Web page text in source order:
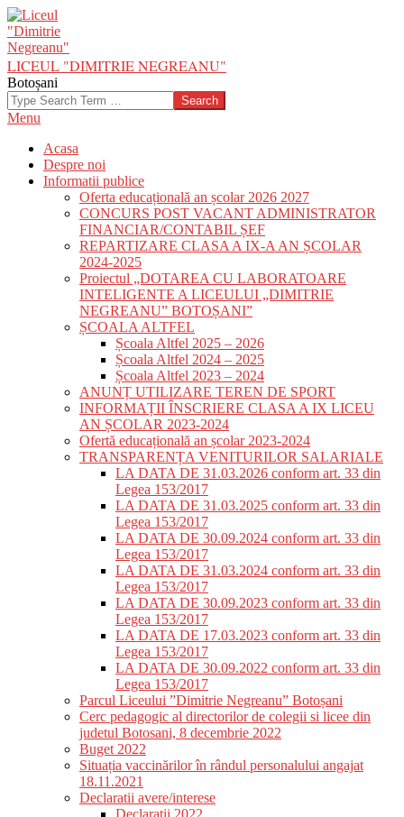
Skip
to
content
LICEUL "DIMITRIE NEGREANU"
Botoșani
Search
Primary
Menu
Menu
Acasa
Despre noi
Informatii publice
Oferta educațională an școlar 2026 2027
CONCURS POST VACANT ADMINISTRATOR
FINANCIAR/CONTABIL ȘEF
REPARTIZARE CLASA A IX-A AN ȘCOLAR
2024-2025
Proiectul „DOTAREA CU LABORATOARE
INTELIGENTE A LICEULUI „DIMITRIE
NEGREANU” BOTOȘANI”
ȘCOALA ALTFEL
Școala Altfel 2025 – 2026
Școala Altfel 2024 – 2025
Școala Altfel 2023 – 2024
ANUNȚ UTILIZARE TEREN DE SPORT
INFORMAȚII ÎNSCRIERE CLASA A IX LICEU
AN ȘCOLAR 2023-2024
Ofertă educațională an școlar 2023-2024
TRANSPARENȚA VENITURILOR SALARIALE
LA DATA DE 31.03.2026 conform art. 33 din
Legea 153/2017
LA DATA DE 31.03.2025 conform art. 33 din
Legea 153/2017
LA DATA DE 30.09.2024 conform art. 33 din
Legea 153/2017
LA DATA DE 31.03.2024 conform art. 33 din
Legea 153/2017
LA DATA DE 30.09.2023 conform art. 33 din
Legea 153/2017
LA DATA DE 17.03.2023 conform art. 33 din
Legea 153/2017
LA DATA DE 30.09.2022 conform art. 33 din
Legea 153/2017
Parcul Liceului ”Dimitrie Negreanu” Botoșani
Cerc pedagogic al directorilor de colegii si licee din
judetul Botosani, 8 decembrie 2022
Buget 2022
Situația vaccinărilor în rândul personalului angajat
18.11.2021
Declaratii avere/interese
Declaratii 2022